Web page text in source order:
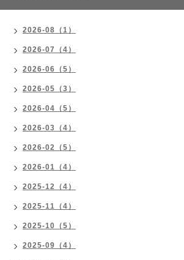
2026-08（1）
2026-07（4）
2026-06（5）
2026-05（3）
2026-04（5）
2026-03（4）
2026-02（5）
2026-01（4）
2025-12（4）
2025-11（4）
2025-10（5）
2025-09（4）